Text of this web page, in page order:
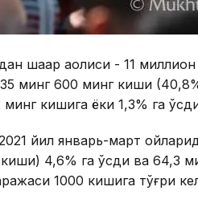
шаҳар аҳолиси - 11
минг 600 минг киши
кишига ёки 1,3% га
2021 йил январь-март
киши) 4,6% га ўсди ва 64,3
1000 кишига тўғри